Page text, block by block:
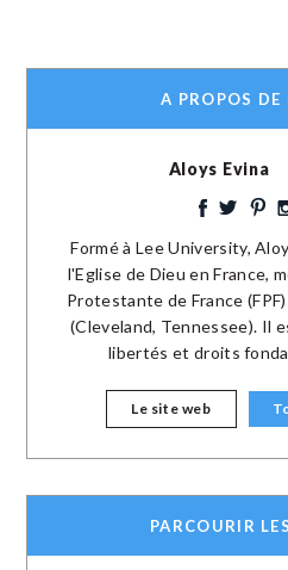
A PROPOS DE
Aloys Evina
Formé à Lee University,
l'Eglise de Dieu en France,
Protestante de France
(Cleveland, Tennessee). Il
libertés et droits
Le site web
PARCOURIR